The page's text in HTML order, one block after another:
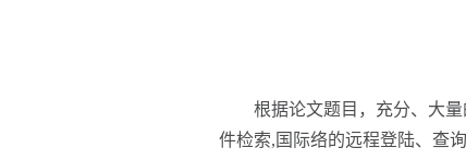
根据论文题目，充分、大量
件检索,国际络的远程登陆、查